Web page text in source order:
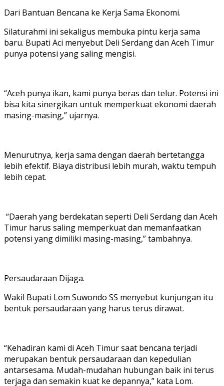
Dari Bantuan Bencana ke Kerja Sama Ekonomi.
Silaturahmi ini sekaligus membuka pintu kerja sama
baru. Bupati Aci menyebut Deli Serdang dan Aceh Timur
punya potensi yang saling mengisi.
“Aceh punya ikan, kami punya beras dan telur. Potensi ini
bisa kita sinergikan untuk memperkuat ekonomi daerah
masing-masing,” ujarnya.
Menurutnya, kerja sama dengan daerah bertetangga
lebih efektif. Biaya distribusi lebih murah, waktu tempuh
lebih cepat.
“Daerah yang berdekatan seperti Deli Serdang dan Aceh
Timur harus saling memperkuat dan memanfaatkan
potensi yang dimiliki masing-masing,” tambahnya.
Persaudaraan Dijaga.
Wakil Bupati Lom Suwondo SS menyebut kunjungan itu
bentuk persaudaraan yang harus terus dirawat.
“Kehadiran kami di Aceh Timur saat bencana terjadi
merupakan bentuk persaudaraan dan kepedulian
antarsesama. Mudah-mudahan hubungan baik ini terus
terjaga dan semakin kuat ke depannya,” kata Lom.